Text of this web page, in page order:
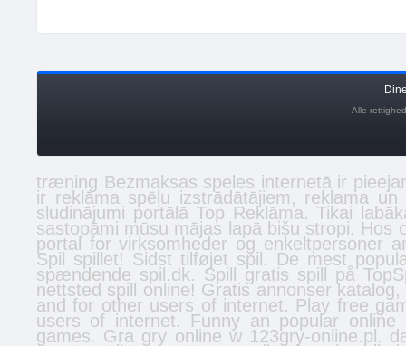
Alle
træning Bezmaksas speles internetā ir
ir reklāma spēļu izstrādātājiem, reklama
sludinājumi portālā Top Reklāma. Tikai
sastopāmi mūsu mājas lapā bišu stropi. Hos
portal for virksomheder og enkeltpersoner
Spil spillet! Sidst tilføjet spil . De mest
spændende spil.dk. Spill gratis spill på
nettsted spill online! Gratis annonser katalog,
and for other users of internet. Play free
users of internet. Funny an popular
games. Gra gry online w 123gry-online.pl.